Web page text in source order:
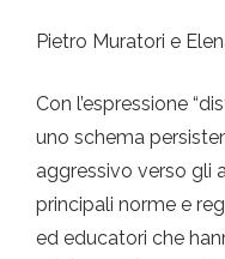
Pietro Muratori e
Con l’espressione
uno schema
aggressivo verso gli
principali norme e
ed educatori che